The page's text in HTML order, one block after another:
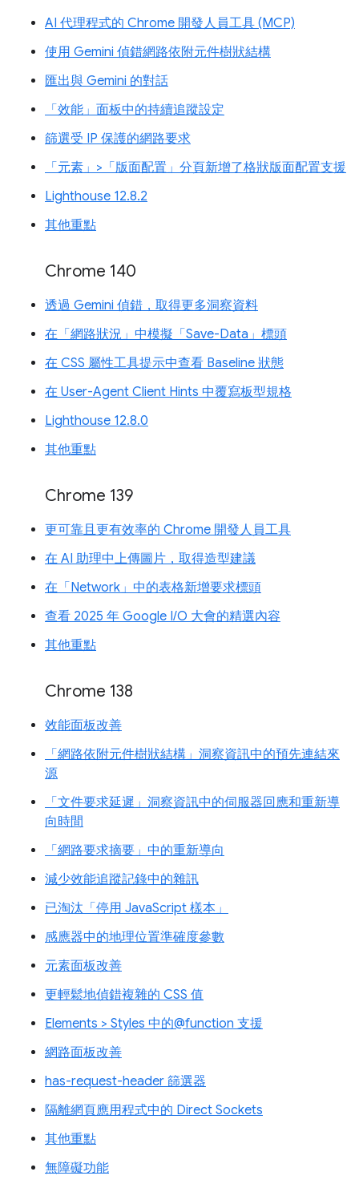
AI 代理程式的 Chrome 開發人員工具 (MCP)
使用 Gemini 偵錯網路依附元件樹狀結構
匯出與 Gemini 的對話
「效能」面板中的持續追蹤設定
篩選受 IP 保護的網路要求
「元素」>「版面配置」分頁新增了格狀版面配置支援
Lighthouse 12.8.2
其他重點
Chrome 140
透過 Gemini 偵錯，取得更多洞察資料
在「網路狀況」中模擬「Save-Data」標頭
在 CSS 屬性工具提示中查看 Baseline 狀態
在 User-Agent Client Hints 中覆寫板型規格
Lighthouse 12.8.0
其他重點
Chrome 139
更可靠且更有效率的 Chrome 開發人員工具
在 AI 助理中上傳圖片，取得造型建議
在「Network」中的表格新增要求標頭
查看 2025 年 Google I/O 大會的精選內容
其他重點
Chrome 138
效能面板改善
「網路依附元件樹狀結構」洞察資訊中的預先連結來
源
「文件要求延遲」洞察資訊中的伺服器回應和重新導
向時間
「網路要求摘要」中的重新導向
減少效能追蹤記錄中的雜訊
已淘汰「停用 JavaScript 樣本」
感應器中的地理位置準確度參數
元素面板改善
更輕鬆地偵錯複雜的 CSS 值
Elements > Styles 中的@function 支援
網路面板改善
has-request-header 篩選器
隔離網頁應用程式中的 Direct Sockets
其他重點
無障礙功能